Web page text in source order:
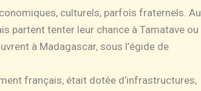
culturels, parfois fraternels. Au
partent tenter leur chance à Tamatave ou
à Madagascar, sous l’égide de
français, était dotée d’infrastructures,